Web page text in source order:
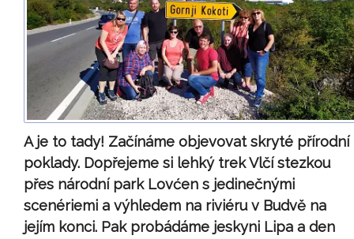
A je to tady! Začínáme objevovat skryté přírodní
poklady. Dopřejeme si lehký trek Vlčí stezkou
přes národní park Lovćen s jedinečnými
scenériemi a výhledem na riviéru v Budvě na
jejím konci. Pak probádáme jeskyni Lipa a den